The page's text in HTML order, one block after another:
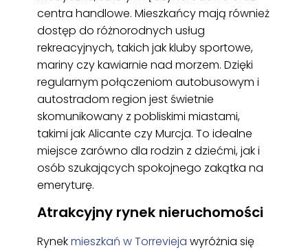
centra handlowe. Mieszkańcy mają również
dostęp do różnorodnych usług
rekreacyjnych, takich jak kluby sportowe,
mariny czy kawiarnie nad morzem. Dzięki
regularnym połączeniom autobusowym i
autostradom region jest świetnie
skomunikowany z pobliskimi miastami,
takimi jak Alicante czy Murcja. To idealne
miejsce zarówno dla rodzin z dziećmi, jak i
osób szukających spokojnego zakątka na
emeryturę.
Atrakcyjny rynek nieruchomości
Rynekmieszkań w Torrevieja wyróżnia się